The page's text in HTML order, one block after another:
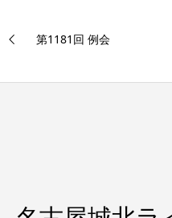
第1181回 例会